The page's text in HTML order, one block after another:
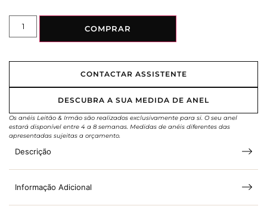
COMPRAR
CONTACTAR ASSISTENTE
DESCUBRA A SUA MEDIDA DE ANEL
Os anéis Leitão & Irmão são realizados exclusivamente para si. O seu anel
estará disponível entre 4 a 8 semanas. Medidas de anéis diferentes das
apresentadas sujeitas a orçamento.
Descrição
Informação Adicional